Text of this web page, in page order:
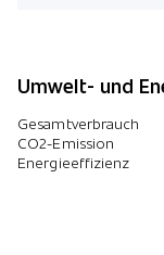
Umwelt- und
Gesamtverbrauch
CO2-Emission
Energieeffizienz